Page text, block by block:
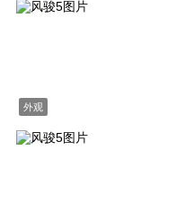
外观